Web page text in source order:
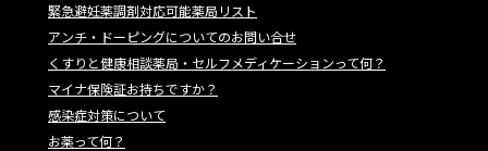
緊急避妊薬調剤対応可能薬局リスト
アンチ・ドーピングについてのお問い合せ
くすりと健康相談薬局・セルフメディケーションって何？
マイナ保険証お持ちですか？
感染症対策について
お薬って何？